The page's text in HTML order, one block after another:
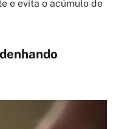
e evita o acúmulo de